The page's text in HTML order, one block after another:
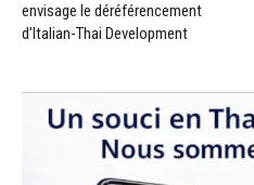
envisage le déréférencement
d’Italian-Thai Development